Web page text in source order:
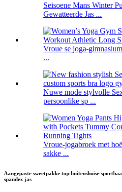
Seisoene Mans Winter
Gewatteerde Jas ...
Vroue se joga-
...
Nuwe mode stylvolle
persoonlike sp ...
Vroue-jogabroek met
sakke ...
Aangepaste sweetpakke top buitenshuise
spandex jas